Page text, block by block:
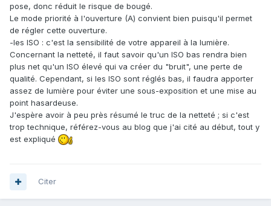
pose, donc réduit le risque de bougé.
Le mode priorité à l'ouverture (A) convient bien puisqu'il permet
de régler cette ouverture.
-les ISO : c'est la sensibilité de votre appareil à la lumière.
Concernant la netteté, il faut savoir qu'un ISO bas rendra bien
plus net qu'un ISO élevé qui va créer du "bruit", une perte de
qualité. Cependant, si les ISO sont réglés bas, il faudra apporter
assez de lumière pour éviter une sous-exposition et une mise au
point hasardeuse.
J'espère avoir à peu près résumé le truc de la netteté ; si c'est
trop technique, référez-vous au blog que j'ai cité au début, tout y
est expliqué
Citer